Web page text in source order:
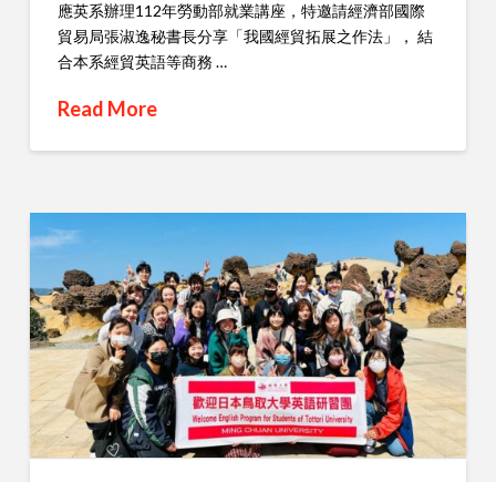
應英系辦理112年勞動部就業講座，特邀請經濟部國際
貿易局張淑逸秘書長分享「我國經貿拓展之作法」， 結
合本系經貿英語等商務 …
Read More